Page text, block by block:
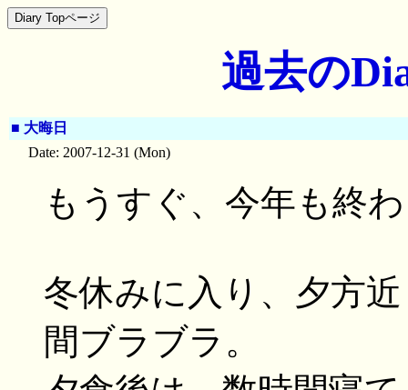
過去の
■ 大晦日
Date: 2007-12-31 (Mon)
もうすぐ、今年も終
冬休みに入り、夕方
間ブラブラ。